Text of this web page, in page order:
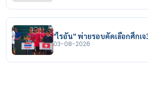
"ไรอัน" พ่ายรอบคัดเลือกศึกเ
03-08-2026